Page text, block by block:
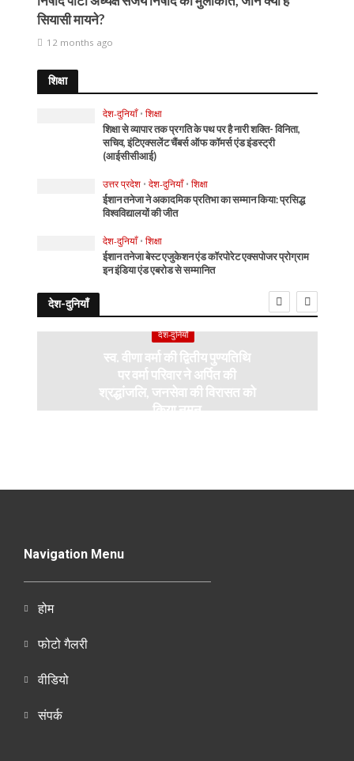
सियासी मायने?
12 months ago
शिक्षा
देश-दुनियाँ • शिक्षा
शिक्षा से व्यापार तक प्रगति के पथ पर है नारी शक्ति- विनिता,
सचिव, इंटिएक्सलेंट चैंबर्स ऑफ कॉमर्स एंड इंडस्ट्री
(आईसीसीआई)
उत्तर प्रदेश • देश-दुनियाँ • शिक्षा
ईशान तनेजा ने अकादमिक प्रतिभा का सम्मान किया: प्रसिद्ध
विश्वविद्यालयों की जीत
देश-दुनियाँ • शिक्षा
ईशान तनेजा बेस्ट एजुकेशन एंड कॉरपोरेट एक्सपोजर प्रोग्राम
इन इंडिया एंड एबरोड से सम्मानित
देश-दुनियाँ
देश-दुनियाँ
स्व. वीणा वर्मा की द्वितीय पुण्यतिथि
पर वर्मा परिवार ने अर्पित की
श्रद्धांजलि, जनसेवा की विरासत को
किया नमन
Navigation Menu
होम
फोटो गैलरी
वीडियो
संपर्क